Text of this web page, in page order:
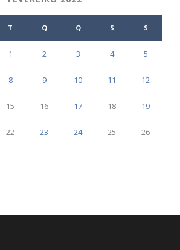
T Q Q S S
1 2 3 4 5
8 9 10 11 12
15 16 17 18 19
22 23 24 25 26